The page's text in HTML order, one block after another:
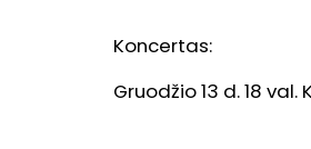
Koncertas:
Gruodžio 13 d. 18